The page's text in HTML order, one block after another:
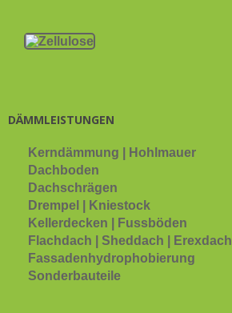
DÄMMLEISTUNGEN
Kerndämmung | Hohlmauer
Dachboden
Dachschrägen
Drempel | Kniestock
Kellerdecken | Fussböden
Flachdach | Sheddach | Erexdach
Fassadenhydrophobierung
Sonderbauteile